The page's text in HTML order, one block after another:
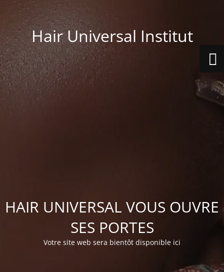
Hair Universal Institut
HAIR UNIVERSAL VOUS OUVRE
SES PORTES
Votre site web sera bientôt disponible ici